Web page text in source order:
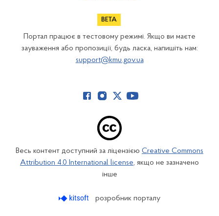
Портал працює в тестовому режимі. Якщо ви маєте
зауваження або пропозиції, будь ласка, напишіть нам:
support@kmu.gov.ua
Весь контент доступний за ліцензією Creative Commons
Attribution 4.0 International license, якщо не зазначено
інше
розробник порталу